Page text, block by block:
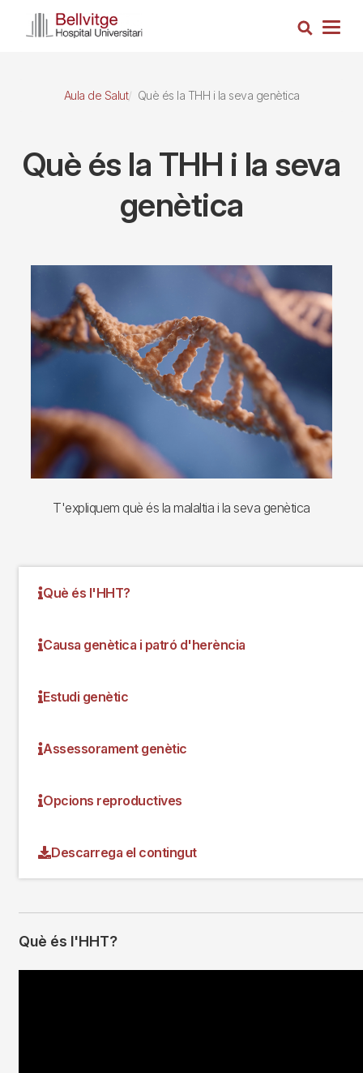
Cerca
Aula de Salut Què és la THH i la seva genètica
Què és la THH i la seva
genètica
T'expliquem què és la malaltia i la seva genètica
Què és l'HHT?
Causa genètica i patró d'herència
Estudi genètic
Assessorament genètic
Opcions reproductives
Descarrega el contingut
Què és l'HHT?